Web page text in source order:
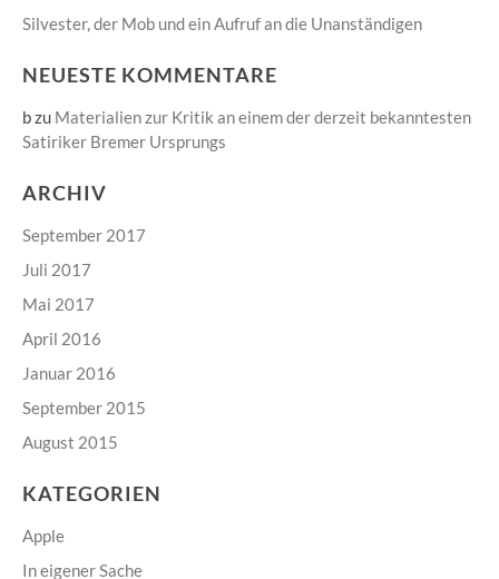
Silvester, der Mob und ein Aufruf an die Unanständigen
NEUESTE KOMMENTARE
bzu Materialien zur Kritik an einem der derzeit bekanntesten
Satiriker Bremer Ursprungs
ARCHIV
September 2017
Juli 2017
Mai 2017
April 2016
Januar 2016
September 2015
August 2015
KATEGORIEN
Apple
In eigener Sache